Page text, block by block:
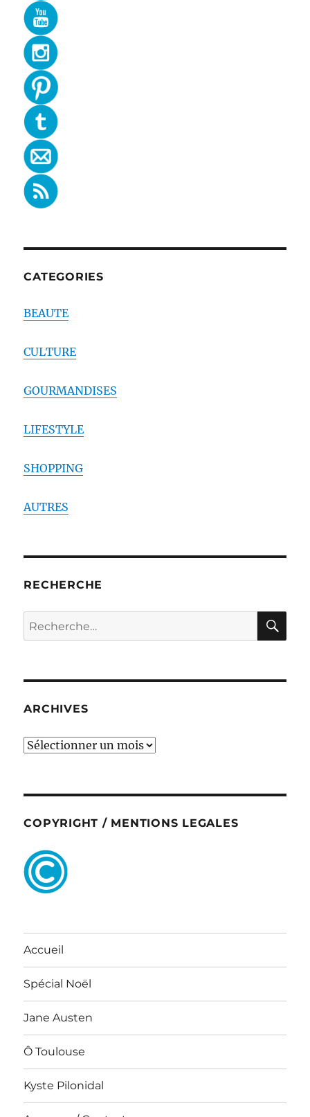
CATEGORIES
BEAUTE
CULTURE
GOURMANDISES
LIFESTYLE
SHOPPING
AUTRES
RECHERCHE
Recherche
pour :
ARCHIVES
ARCHIVES
COPYRIGHT / MENTIONS LEGALES
Accueil
Spécial Noël
Jane Austen
Ô Toulouse
Kyste Pilonidal